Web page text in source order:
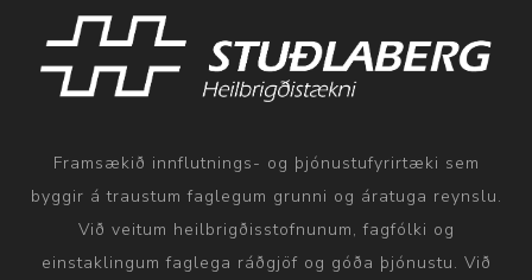
Framsækið innflutnings- og þjónustufyrirtæki sem
byggir á traustum faglegum grunni og áratuga reynslu.
Við veitum heilbrigðisstofnunum, fagfólki og
einstaklingum faglega ráðgjöf og góða þjónustu. Við